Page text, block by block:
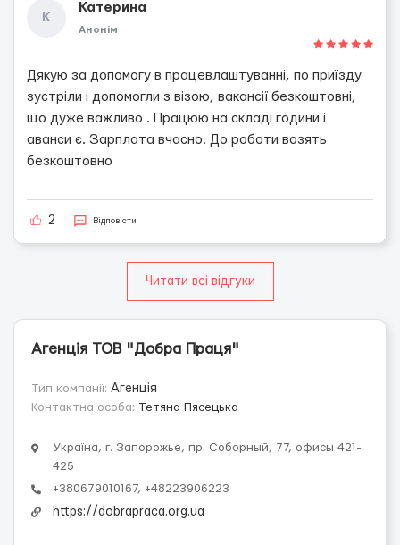
К
Катерина
Анонім
Дякую за допомогу в працевлаштуванні, по приїзду
зустріли і допомогли з візою, вакансії безкоштовні,
що дуже важливо . Працюю на складі години і
аванси є. Зарплата вчасно. До роботи возять
безкоштовно
2 Відповісти
Читати всі відгуки
Агенція ТОВ "Добра Праця"
Тип компанії: Агенція
Контактна особа: Тетяна Пясецька
Україна, г. Запорожье, пр. Соборный, 77, офисы 421-
425
+380679010167, +48223906223
https://dobrapraca.org.ua